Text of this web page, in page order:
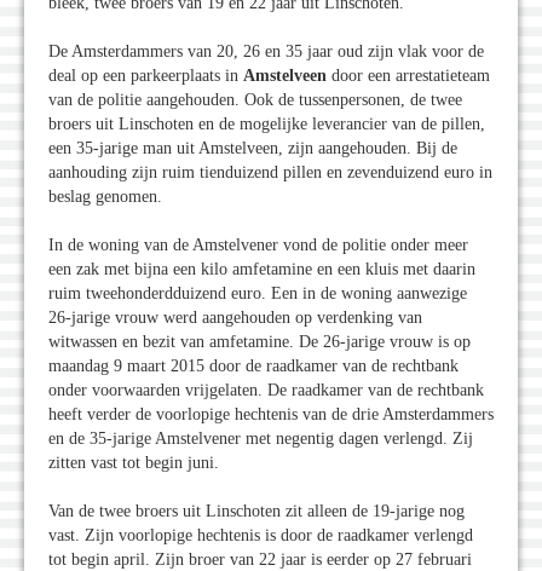
De Amsterdammers van 20, 26 en 35 jaar oud zijn vlak voor de
deal op een parkeerplaats in Amstelveen door een arrestatieteam
van de politie aangehouden. Ook de tussenpersonen, de twee
broers uit Linschoten en de mogelijke leverancier van de pillen,
een 35-jarige man uit Amstelveen, zijn aangehouden. Bij de
aanhouding zijn ruim tienduizend pillen en zevenduizend euro in
beslag genomen.
In de woning van de Amstelvener vond de politie onder meer
een zak met bijna een kilo amfetamine en een kluis met daarin
ruim tweehonderdduizend euro. Een in de woning aanwezige
26-jarige vrouw werd aangehouden op verdenking van
witwassen en bezit van amfetamine. De 26-jarige vrouw is op
maandag 9 maart 2015 door de raadkamer van de rechtbank
onder voorwaarden vrijgelaten. De raadkamer van de rechtbank
heeft verder de voorlopige hechtenis van de drie Amsterdammers
en de 35-jarige Amstelvener met negentig dagen verlengd. Zij
zitten vast tot begin juni.
Van de twee broers uit Linschoten zit alleen de 19-jarige nog
vast. Zijn voorlopige hechtenis is door de raadkamer verlengd
tot begin april. Zijn broer van 22 jaar is eerder op 27 februari